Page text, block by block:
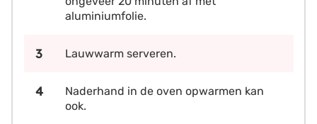
aluminiumfolie.
Lauwwarm serveren.
Naderhand in de oven opwarmen kan
ook.